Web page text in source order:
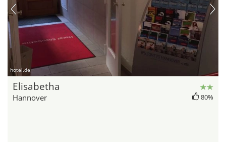
hotel.de
Elisabetha
Hannover 80%